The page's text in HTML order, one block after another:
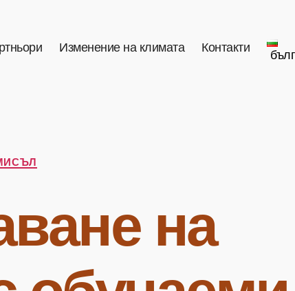
Изменение на климата Контакти
на